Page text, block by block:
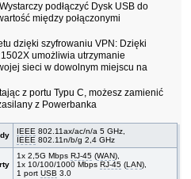
podłączyć Dysk USB do
między połączonymi
dzięki szyfrowaniu VPN: Dzięki
umożliwia utrzymanie
sieci w dowolnym miejscu na
z portu Typu C, możesz zamienić
z Powerbanka
IEEE 802.11ax/ac/n/a 5 GHz,
IEEE 802.11n/b/g 2,4 GHz
1x 2,5G MbpsRJ-45 (WAN),
1x 10/100/1000 MbpsRJ-45 (LAN),
1 portUSB 3.0